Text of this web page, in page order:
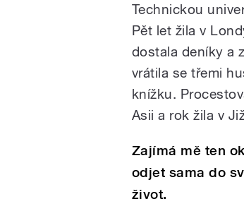
Technickou
Pět let žila v
dostala deníky a
vrátila se třemi
knížku.
Asii a rok žila v
Zajímá mě ten
odjet sama do
život.